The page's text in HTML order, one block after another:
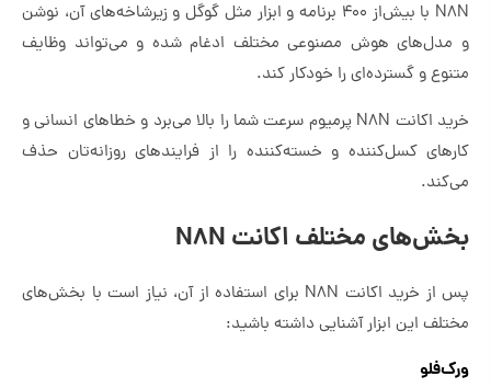
N8N با بیش‌از ۴۰۰ برنامه و ابزار مثل گوگل و زیرشاخه‌های آن، نوشن
و مدل‌های هوش مصنوعی مختلف ادغام شده و می‌تواند وظایف
متنوع و گسترده‌ای را خودکار کند.
خرید اکانت N8N پرمیوم سرعت شما را بالا می‌برد و خطاهای انسانی و
کارهای کسل‌کننده و خسته‌کننده را از فرایندهای روزانه‌تان حذف
می‌کند.
بخش‌های مختلف اکانت N8N
پس از خرید اکانت N8N برای استفاده از آن، نیاز است با بخش‌های
مختلف این ابزار آشنایی داشته باشید:
ورک‌فلو